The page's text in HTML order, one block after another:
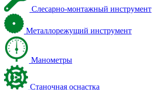
Слесарно-монтажный инструмент
Металлорежущий инструмент
Манометры
Станочная оснастка